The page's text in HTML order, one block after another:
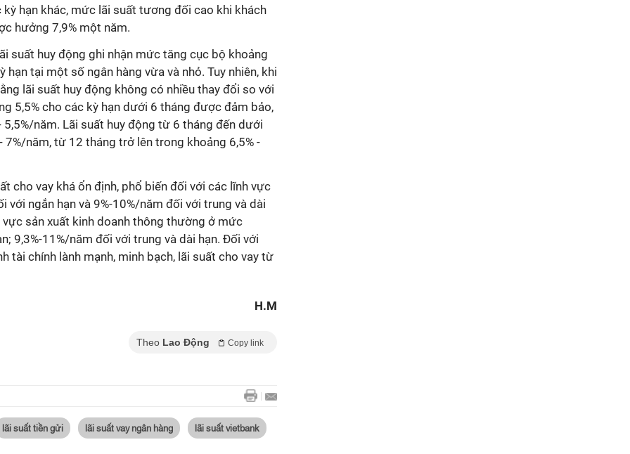
kỳ hạn khác, mức lãi suất tương đối cao khi khách
hưởng 7,9% một năm.
suất huy động ghi nhận mức tăng cục bộ khoảng
hạn tại một số ngân hàng vừa và nhỏ. Tuy nhiên, khi
lãi suất huy động không có nhiều thay đổi so với
5,5% cho các kỳ hạn dưới 6 tháng được đảm bảo,
5,5%/năm. Lãi suất huy động từ 6 tháng đến dưới
7%/năm, từ 12 tháng trở lên trong khoảng 6,5% -
cho vay khá ổn định, phổ biến đối với các lĩnh vực
với ngắn hạn và 9%-10%/năm đối với trung và dài
vực sản xuất kinh doanh thông thường ở mức
9,3%-11%/năm đối với trung và dài hạn. Đối với
tài chính lành mạnh, minh bạch, lãi suất cho vay từ
H.M
Theo Lao Động Copy link
lãi suất tiền gửi lãi suất vay ngân hàng lãi suất vietbank